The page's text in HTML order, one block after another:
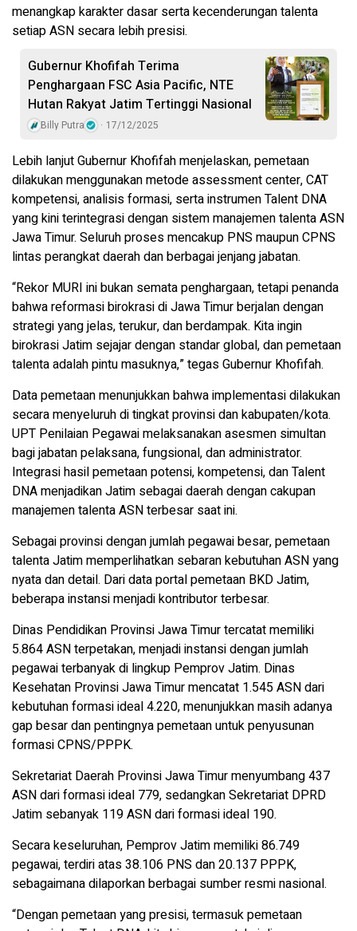
menangkap karakter dasar serta kecenderungan talenta
setiap ASN secara lebih presisi.
Gubernur Khofifah Terima
Penghargaan FSC Asia Pacific, NTE
Hutan Rakyat Jatim Tertinggi Nasional
Billy Putra 17/12/2025
Lebih lanjut Gubernur Khofifah menjelaskan, pemetaan
dilakukan menggunakan metode assessment center, CAT
kompetensi, analisis formasi, serta instrumen Talent DNA
yang kini terintegrasi dengan sistem manajemen talenta ASN
Jawa Timur. Seluruh proses mencakup PNS maupun CPNS
lintas perangkat daerah dan berbagai jenjang jabatan.
“Rekor MURI ini bukan semata penghargaan, tetapi penanda
bahwa reformasi birokrasi di Jawa Timur berjalan dengan
strategi yang jelas, terukur, dan berdampak. Kita ingin
birokrasi Jatim sejajar dengan standar global, dan pemetaan
talenta adalah pintu masuknya,” tegas Gubernur Khofifah.
Data pemetaan menunjukkan bahwa implementasi dilakukan
secara menyeluruh di tingkat provinsi dan kabupaten/kota.
UPT Penilaian Pegawai melaksanakan asesmen simultan
bagi jabatan pelaksana, fungsional, dan administrator.
Integrasi hasil pemetaan potensi, kompetensi, dan Talent
DNA menjadikan Jatim sebagai daerah dengan cakupan
manajemen talenta ASN terbesar saat ini.
Sebagai provinsi dengan jumlah pegawai besar, pemetaan
talenta Jatim memperlihatkan sebaran kebutuhan ASN yang
nyata dan detail. Dari data portal pemetaan BKD Jatim,
beberapa instansi menjadi kontributor terbesar.
Dinas Pendidikan Provinsi Jawa Timur tercatat memiliki
5.864 ASN terpetakan, menjadi instansi dengan jumlah
pegawai terbanyak di lingkup Pemprov Jatim. Dinas
Kesehatan Provinsi Jawa Timur mencatat 1.545 ASN dari
kebutuhan formasi ideal 4.220, menunjukkan masih adanya
gap besar dan pentingnya pemetaan untuk penyusunan
formasi CPNS/PPPK.
Sekretariat Daerah Provinsi Jawa Timur menyumbang 437
ASN dari formasi ideal 779, sedangkan Sekretariat DPRD
Jatim sebanyak 119 ASN dari formasi ideal 190.
Secara keseluruhan, Pemprov Jatim memiliki 86.749
pegawai, terdiri atas 38.106 PNS dan 20.137 PPPK,
sebagaimana dilaporkan berbagai sumber resmi nasional.
“Dengan pemetaan yang presisi, termasuk pemetaan